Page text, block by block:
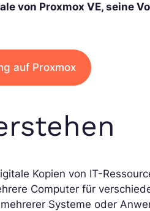
von Proxmox VE, seine
auf Proxmox
Kopien von IT-
Computer für
Systeme oder